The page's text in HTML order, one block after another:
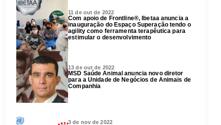
11 de out de 2022
Com apoio de Frontline®, Ibetaa anuncia a
inauguração do Espaço Superação tendo o
agility como ferramenta terapêutica para
estimular o desenvolvimento
13 de out de 2022
MSD Saúde Animal anuncia novo diretor
para a Unidade de Negócios de Animais de
Companhia
3 de nov de 2022